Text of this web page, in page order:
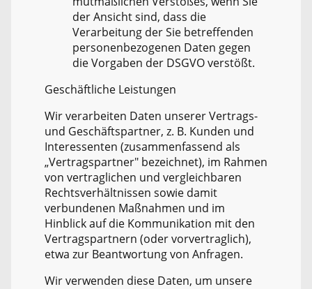
der Ansicht sind, dass die
Verarbeitung der Sie betreffenden
personenbezogenen Daten gegen
die Vorgaben der DSGVO verstößt.
Geschäftliche Leistungen
Wir verarbeiten Daten unserer Vertrags-
und Geschäftspartner, z. B. Kunden und
Interessenten (zusammenfassend als
„Vertragspartner" bezeichnet), im Rahmen
von vertraglichen und vergleichbaren
Rechtsverhältnissen sowie damit
verbundenen Maßnahmen und im
Hinblick auf die Kommunikation mit den
Vertragspartnern (oder vorvertraglich),
etwa zur Beantwortung von Anfragen.
Wir verwenden diese Daten, um unsere